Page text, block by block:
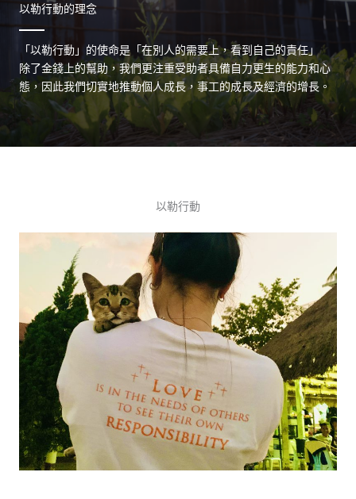
以勒行動的理念
「以勒行動」的使命是「在別人的需要上，看到自己的責任」
除了金錢上的幫助，我們更注重受助者具備自力更生的能力和心
態，因此我們切實地推動個人成長，事工的成長及經濟的增長。
以勒行動